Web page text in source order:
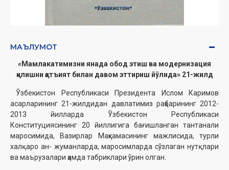
МАЪЛУМОТ
«Мамлакатимизни янада обод этиш ва модернизация
қилишни қатъият билан давом эттириш йўлида» 21-жилд
Ўзбекистон Республикаси Президента Ислом ‎Каримов
асарларининг 21-жилдидан давлатимиз ‎раҳбарининг 2012-
2013 йилларда Ўзбекистон ‎Республикаси
Конституциясининг 20 йиллигига ‎бағишланган тантанали
маросимида, Вазирлар ‎Маҳкамасининг мажлисида, турли
халқаро ан- ‎жуманларда, маросимларда сўзлаган нутқлари
ва ‎маърузалари ҳамда табриклари ўрин олган.‎